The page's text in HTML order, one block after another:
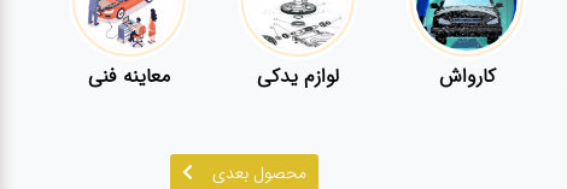
کارواش لوازم یدکی معاینه فنی
محصول بعدی